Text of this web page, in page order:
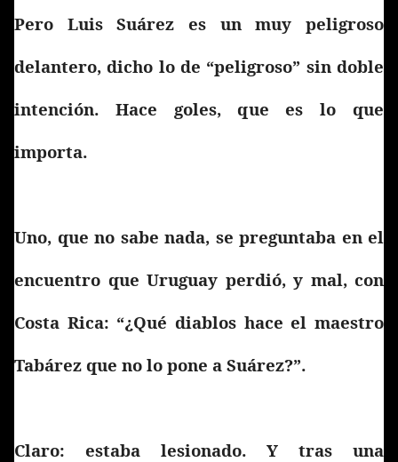
Pero Luis Suárez es un muy peligroso
delantero, dicho lo de “peligroso” sin doble
intención. Hace goles, que es lo que
importa.
Uno, que no sabe nada, se preguntaba en el
encuentro que Uruguay perdió, y mal, con
Costa Rica: “¿Qué diablos hace el maestro
Tabárez que no lo pone a Suárez?”.
Claro: estaba lesionado. Y tras una